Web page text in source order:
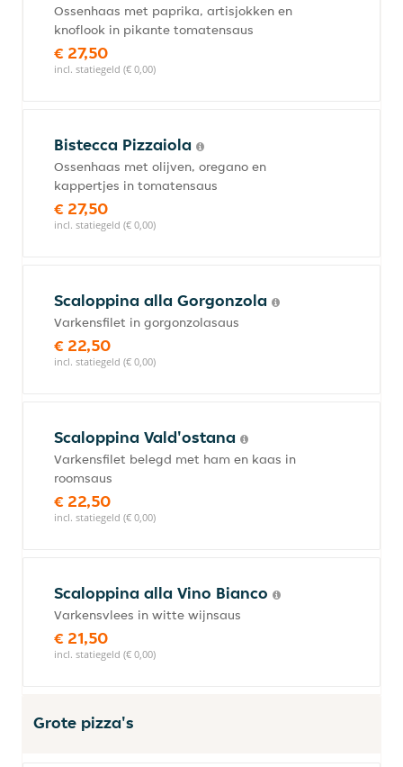
Ossenhaas met paprika, artisjokken en
knoflook in pikante tomatensaus
€ 27,50
incl. statiegeld (€ 0,00)
Bistecca Pizzaiola
Ossenhaas met olijven, oregano en
kappertjes in tomatensaus
€ 27,50
incl. statiegeld (€ 0,00)
Scaloppina alla Gorgonzola
Varkensfilet in gorgonzolasaus
€ 22,50
incl. statiegeld (€ 0,00)
Scaloppina Vald'ostana
Varkensfilet belegd met ham en kaas in
roomsaus
€ 22,50
incl. statiegeld (€ 0,00)
Scaloppina alla Vino Bianco
Varkensvlees in witte wijnsaus
€ 21,50
incl. statiegeld (€ 0,00)
Grote pizza's